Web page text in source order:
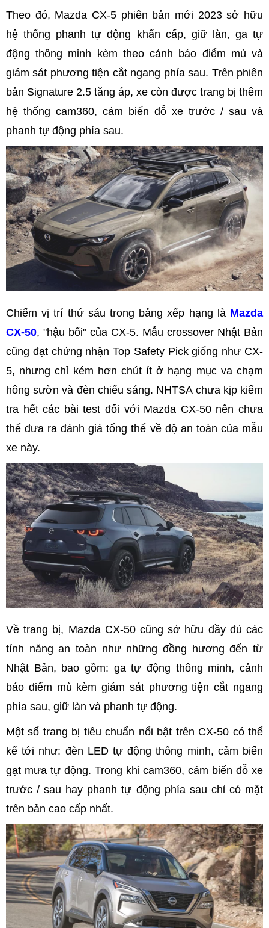
Theo đó, Mazda CX-5 phiên bản mới 2023 sở hữu
hệ thống phanh tự động khẩn cấp, giữ làn, ga tự
động thông minh kèm theo cảnh báo điểm mù và
giám sát phương tiện cắt ngang phía sau. Trên phiên
bản Signature 2.5 tăng áp, xe còn được trang bị thêm
hệ thống cam360, cảm biến đỗ xe trước / sau và
phanh tự động phía sau.
Chiếm vị trí thứ sáu trong bảng xếp hạng là Mazda
CX-50, "hậu bối" của CX-5. Mẫu crossover Nhật Bản
cũng đạt chứng nhận Top Safety Pick giống như CX-
5, nhưng chỉ kém hơn chút ít ở hạng mục va chạm
hông sườn và đèn chiếu sáng. NHTSA chưa kịp kiểm
tra hết các bài test đối với Mazda CX-50 nên chưa
thể đưa ra đánh giá tổng thể về độ an toàn của mẫu
xe này.
Về trang bị, Mazda CX-50 cũng sở hữu đầy đủ các
tính năng an toàn như những đồng hương đến từ
Nhật Bản, bao gồm: ga tự động thông minh, cảnh
báo điểm mù kèm giám sát phương tiện cắt ngang
phía sau, giữ làn và phanh tự động.
Một số trang bị tiêu chuẩn nổi bật trên CX-50 có thể
kể tới như: đèn LED tự động thông minh, cảm biến
gạt mưa tự động. Trong khi cam360, cảm biến đỗ xe
trước / sau hay phanh tự động phía sau chỉ có mặt
trên bản cao cấp nhất.